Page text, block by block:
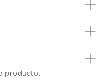
producto.